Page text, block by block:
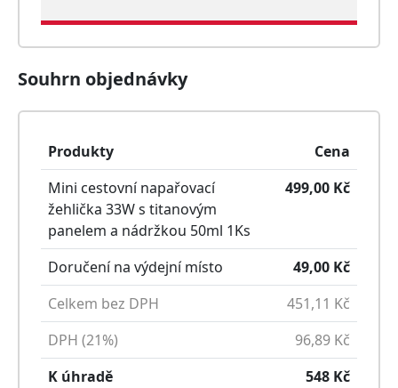
Souhrn objednávky
Produkty
Cena
Mini cestovní napařovací
žehlička 33W s titanovým
panelem a nádržkou 50ml 1Ks
499,00 Kč
Doručení na výdejní místo 49,00 Kč
Celkem bez DPH
451,11 Kč
DPH (21%)
96,89 Kč
K úhradě
548 Kč